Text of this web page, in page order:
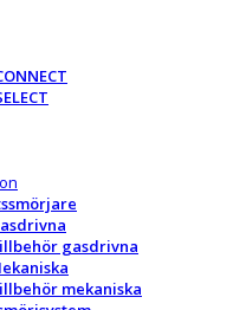
gasdrivna
mekaniska